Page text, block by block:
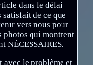
dans le délai
satisfait de ce que
vers nous pour
photos qui montrent
NÉCESSAIRES.
avec le problème et